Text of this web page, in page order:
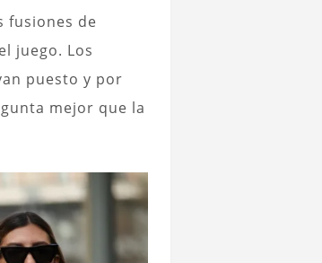
fusiones de
juego. Los
puesto y por
mejor que la